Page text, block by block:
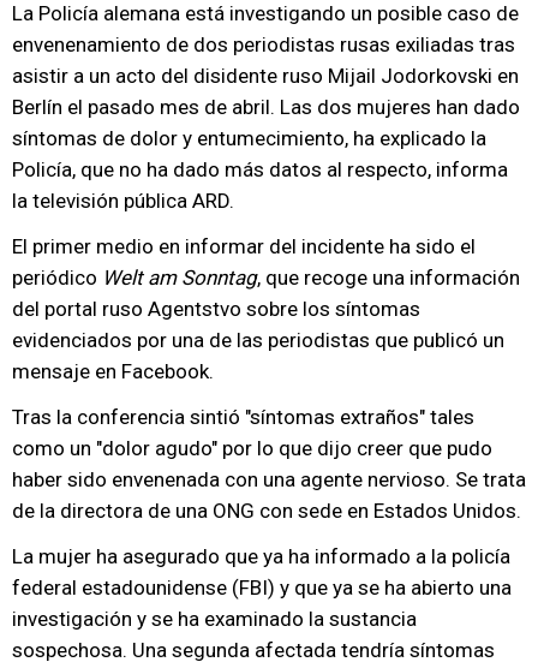
La Policía alemana está investigando un posible caso de
envenenamiento de dos periodistas rusas exiliadas tras
asistir a un acto del disidente ruso Mijail Jodorkovski en
Berlín el pasado mes de abril. Las dos mujeres han dado
síntomas de dolor y entumecimiento, ha explicado la
Policía, que no ha dado más datos al respecto, informa
la televisión pública ARD.
El primer medio en informar del incidente ha sido el
periódico Welt am Sonntag, que recoge una información
del portal ruso Agentstvo sobre los síntomas
evidenciados por una de las periodistas que publicó un
mensaje en Facebook.
Tras la conferencia sintió "síntomas extraños" tales
como un "dolor agudo" por lo que dijo creer que pudo
haber sido envenenada con una agente nervioso. Se trata
de la directora de una ONG con sede en Estados Unidos.
La mujer ha asegurado que ya ha informado a la policía
federal estadounidense (FBI) y que ya se ha abierto una
investigación y se ha examinado la sustancia
sospechosa. Una segunda afectada tendría síntomas